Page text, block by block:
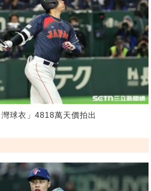
球衣」4818萬天價拍出